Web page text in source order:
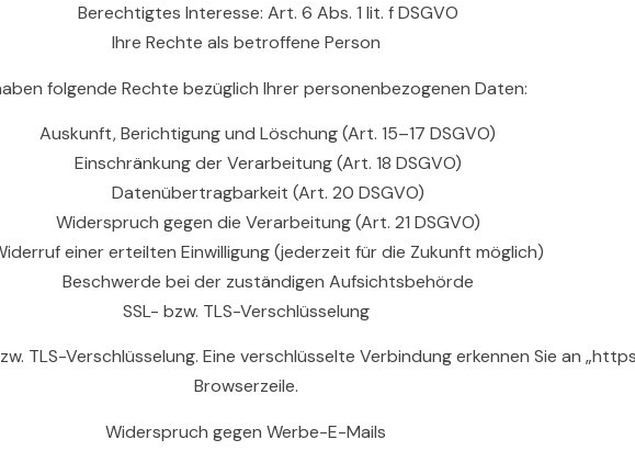
Berechtigtes Interesse: Art. 6 Abs. 1 lit. f DSGVO
Ihre Rechte als betroffene Person
folgende Rechte bezüglich Ihrer personenbezogenen Daten:
Auskunft, Berichtigung und Löschung (Art. 15–17 DSGVO)
Einschränkung der Verarbeitung (Art. 18 DSGVO)
Datenübertragbarkeit (Art. 20 DSGVO)
Widerspruch gegen die Verarbeitung (Art. 21 DSGVO)
einer erteilten Einwilligung (jederzeit für die Zukunft möglich)
Beschwerde bei der zuständigen Aufsichtsbehörde
SSL- bzw. TLS-Verschlüsselung
TLS-Verschlüsselung. Eine verschlüsselte Verbindung erkennen Sie an
Browserzeile.
Widerspruch gegen Werbe-E-Mails